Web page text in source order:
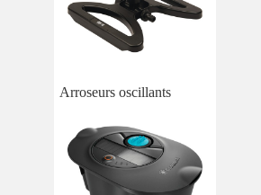
Arroseurs oscillants